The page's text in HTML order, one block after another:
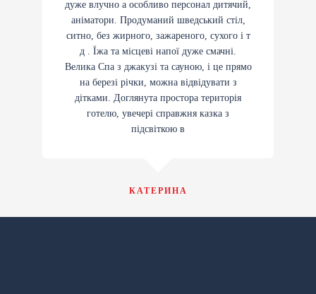
дуже влучно а особливо персонал дитячий,
аніматори. Продуманий шведський стіл,
ситно, без жирного, зажареного, сухого і т
д . Їжа та місцеві напої дуже смачні.
Велика Спа з джакузі та сауною, і це прямо
на березі річки, можна відвідувати з
дітками. Доглянута простора територія
готелю, увечері справжня казка з
підсвіткою в
КАТЕРИНА